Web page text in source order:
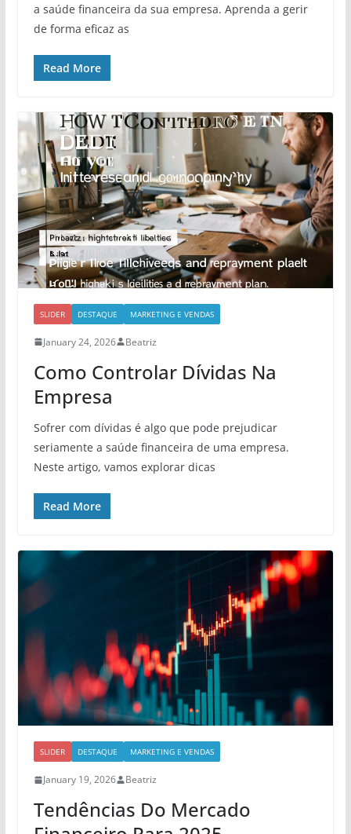
a saúde financeira da sua empresa. Aprenda a gerir
de forma eficaz as
Read More
SLIDER DESTAQUE MARKETING E VENDAS
January 24, 2026 Beatriz
Como Controlar Dívidas Na
Empresa
Sofrer com dívidas é algo que pode prejudicar
seriamente a saúde financeira de uma empresa.
Neste artigo, vamos explorar dicas
Read More
SLIDER DESTAQUE MARKETING E VENDAS
January 19, 2026 Beatriz
Tendências Do Mercado